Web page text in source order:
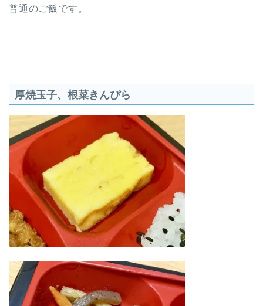
普通のご飯です。
厚焼玉子、根菜きんぴら